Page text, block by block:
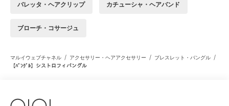
バレッタ・ヘアクリップ カチューシャ・ヘアバンド
ブローチ・コサージュ
マルイウェブチャネル / アクセサリー・ヘアアクセサリー / ブレスレット・バングル /
【ﾊﾞﾝｸﾞﾙ】シストロフィバングル